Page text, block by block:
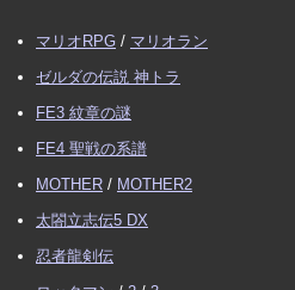
マリオRPG / マリオラン
ゼルダの伝説 神トラ
FE3 紋章の謎
FE4 聖戦の系譜
MOTHER / MOTHER2
太閤立志伝5 DX
忍者龍剣伝